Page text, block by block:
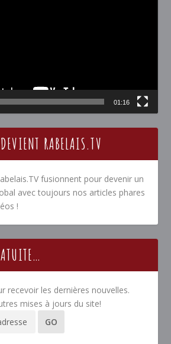
01:16
RABELAIS.TV
fusionnent pour devenir un
avec toujours nos articles phares
!
recevoir les dernières nouvelles.
mises à jours du site!